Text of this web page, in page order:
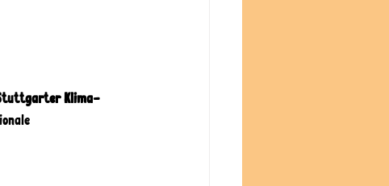
Klima-